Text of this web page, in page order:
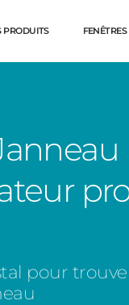
PRODUITS
pour